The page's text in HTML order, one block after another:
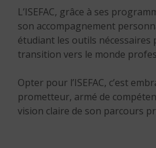
L’ISEFAC, grâce à ses
son accompagnement
étudiant les outils nécessaires
transition vers le monde
Opter pour l’ISEFAC, c’est
prometteur, armé de
vision claire de son parcours